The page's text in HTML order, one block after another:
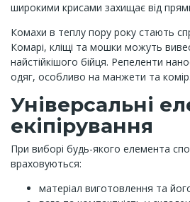
широкими крисами захищає від
Комахи в теплу пору року стають
Комарі, кліщі та мошки можуть
найстійкішого бійця. Репеленти
одяг, особливо на манжети та комір.
Універсальні
екіпірування
При виборі будь-якого елемента
враховуються:
матеріал виготовлення та